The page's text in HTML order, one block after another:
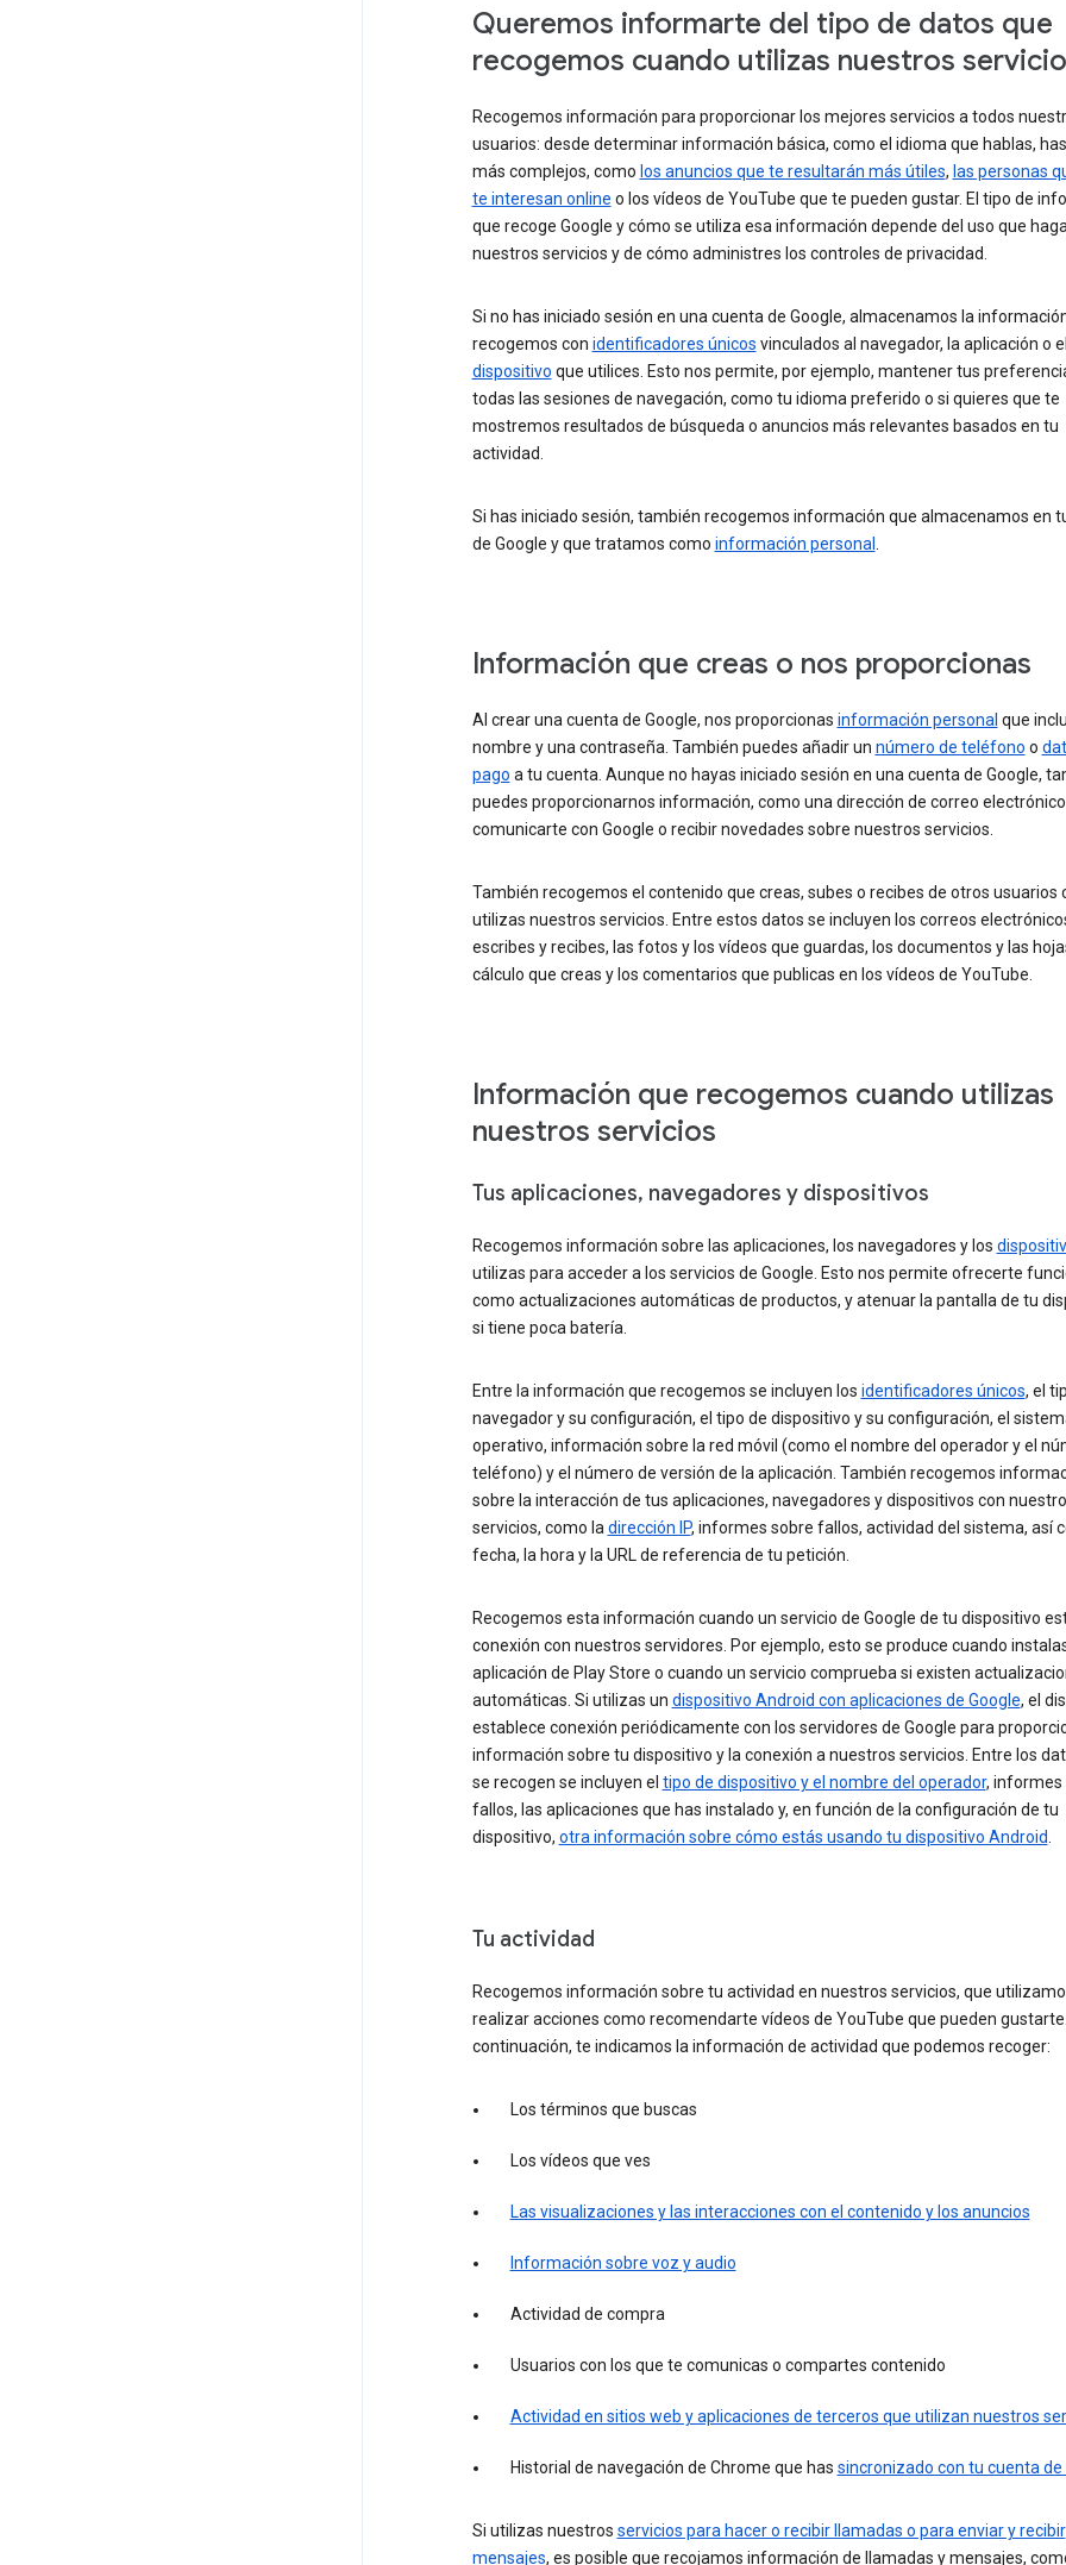
Queremos informarte del tipo de datos que
recogemos cuando utilizas nuestros
Recogemos información para proporcionar los mejores servicios a todos
usuarios: desde determinar información básica, como el idioma que hablas,
más complejos, como los anuncios que te resultarán más útiles, las personas
te interesan online o los vídeos de YouTube que te pueden gustar. El tipo de
que recoge Google y cómo se utiliza esa información depende del uso que
nuestros servicios y de cómo administres los controles de privacidad.
Si no has iniciado sesión en una cuenta de Google, almacenamos la
recogemos con identificadores únicos vinculados al navegador, la aplicación o el
dispositivo que utilices. Esto nos permite, por ejemplo, mantener tus
todas las sesiones de navegación, como tu idioma preferido o si quieres que te
mostremos resultados de búsqueda o anuncios más relevantes basados en tu
actividad.
Si has iniciado sesión, también recogemos información que almacenamos en
de Google y que tratamos como información personal.
Información que creas o nos proporcionas
Al crear una cuenta de Google, nos proporcionas información personal que
nombre y una contraseña. También puedes añadir un número de teléfono o
pago a tu cuenta. Aunque no hayas iniciado sesión en una cuenta de Google,
puedes proporcionarnos información, como una dirección de correo
comunicarte con Google o recibir novedades sobre nuestros servicios.
También recogemos el contenido que creas, subes o recibes de otros usuarios
utilizas nuestros servicios. Entre estos datos se incluyen los correos
escribes y recibes, las fotos y los vídeos que guardas, los documentos y las
cálculo que creas y los comentarios que publicas en los vídeos de YouTube.
Información que recogemos cuando utilizas
nuestros servicios
Tus aplicaciones, navegadores y dispositivos
Recogemos información sobre las aplicaciones, los navegadores y los
utilizas para acceder a los servicios de Google. Esto nos permite ofrecerte
como actualizaciones automáticas de productos, y atenuar la pantalla de tu
si tiene poca batería.
Entre la información que recogemos se incluyen los identificadores únicos, el
navegador y su configuración, el tipo de dispositivo y su configuración, el
operativo, información sobre la red móvil (como el nombre del operador y el
teléfono) y el número de versión de la aplicación. También recogemos
sobre la interacción de tus aplicaciones, navegadores y dispositivos con
servicios, como ladirección IP, informes sobre fallos, actividad del sistema, así
fecha, la hora y la URL de referencia de tu petición.
Recogemos esta información cuando un servicio de Google de tu dispositivo
conexión con nuestros servidores. Por ejemplo, esto se produce cuando
aplicación de Play Store o cuando un servicio comprueba si existen
automáticas. Si utilizas un dispositivo Android con aplicaciones de Google, el
establece conexión periódicamente con los servidores de Google para
información sobre tu dispositivo y la conexión a nuestros servicios. Entre los
se recogen se incluyen el tipo de dispositivo y el nombre del operador, informes
fallos, las aplicaciones que has instalado y, en función de la configuración de tu
dispositivo, otra información sobre cómo estás usando tu dispositivo Android.
Tu actividad
Recogemos información sobre tu actividad en nuestros servicios, que
realizar acciones como recomendarte vídeos de YouTube que pueden
continuación, te indicamos la información de actividad que podemos recoger:
Los términos que buscas
Los vídeos que ves
Las visualizaciones y las interacciones con el contenido y los anuncios
Información sobre voz y audio
Actividad de compra
Usuarios con los que te comunicas o compartes contenido
Actividad en sitios web y aplicaciones de terceros que utilizan nuestros
Historial de navegación de Chrome que has sincronizado con tu cuenta de
Si utilizas nuestros servicios para hacer o recibir llamadas o para enviar y recibir
mensajes, es posible que recojamos información de llamadas y mensajes,